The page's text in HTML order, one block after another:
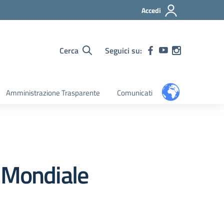
Accedi
Cerca Seguici su:
Amministrazione Trasparente Comunicati